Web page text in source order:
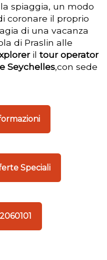
spiaggia, un modo
coronare il proprio
di una vacanza
di Praslin alle
il tour operator
Seychelles,con sede
Speciali